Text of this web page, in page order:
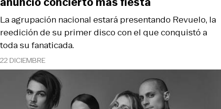
22 DICIEMBRE
La agrupación nacional estará presentando Revuelo, la
reedición de su primer disco con el que conquistó a
toda su fanaticada.